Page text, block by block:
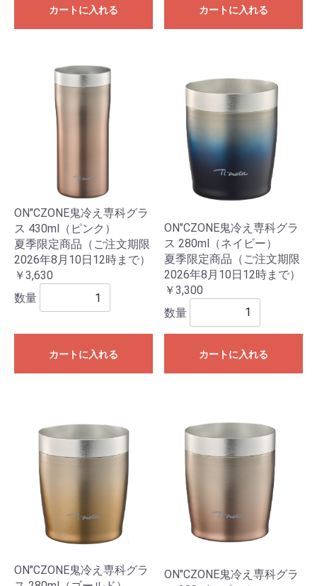
カートに入れる カートに入れる
ON"CZONE鬼冷え専科グラ
ス 430ml（ピンク）
夏季限定商品（ご注文期限
2026年8月10日12時まで）
￥3,630
数量
カートに入れる
ON"CZONE鬼冷え専科グラ
ス 280ml（ネイビー）
夏季限定商品（ご注文期限
2026年8月10日12時まで）
￥3,300
数量
カートに入れる
ON"CZONE鬼冷え専科グラ
ON"CZONE鬼冷え専科グラ